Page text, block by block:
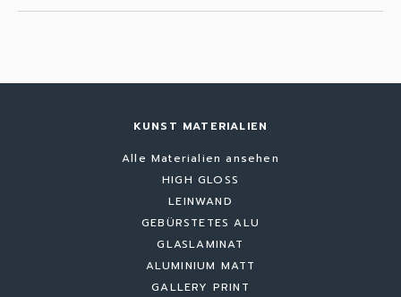
KUNST MATERIALIEN
Alle Materialien ansehen
HIGH GLOSS
LEINWAND
GEBÜRSTETES ALU
GLASLAMINAT
ALUMINIUM MATT
GALLERY PRINT